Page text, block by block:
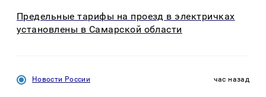
Предельные тарифы на проезд в электричках
установлены в Самарской области
Новости России час назад